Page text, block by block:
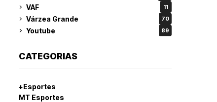
VAF 11
Várzea Grande 70
Youtube 89
CATEGORIAS
+Esportes
MT Esportes